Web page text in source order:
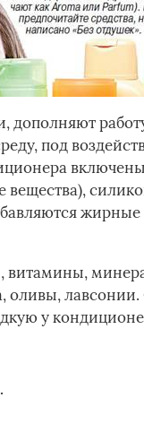
дополняют
под
вещества),
жирные
витамины,
оливы,
у